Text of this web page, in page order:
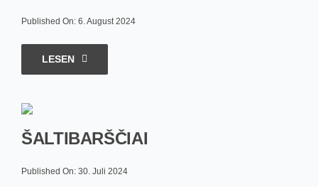
Published On: 6. August 2024
LESEN
ŠALTIBARŠČIAI
Published On: 30. Juli 2024